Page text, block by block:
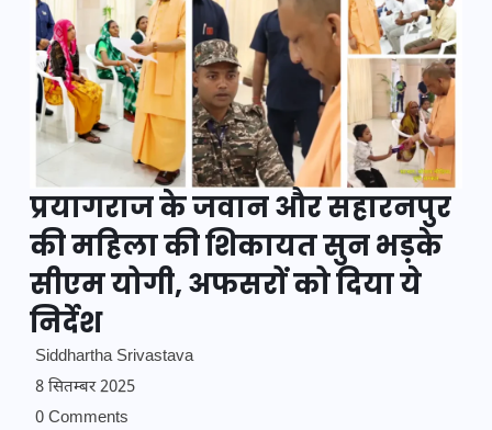
प्रयागराज के जवान और सहारनपुर
की महिला की शिकायत सुन भड़के
सीएम योगी, अफसरों को दिया ये
निर्देश
Siddhartha Srivastava
8 सितम्बर 2025
0 Comments